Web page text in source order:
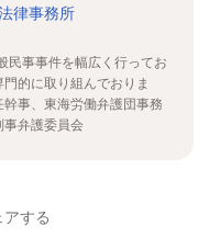
律事務所
民事事件を幅広く行ってお
的に取り組んでおりま
事、東海労働弁護団事務
事弁護委員会
する